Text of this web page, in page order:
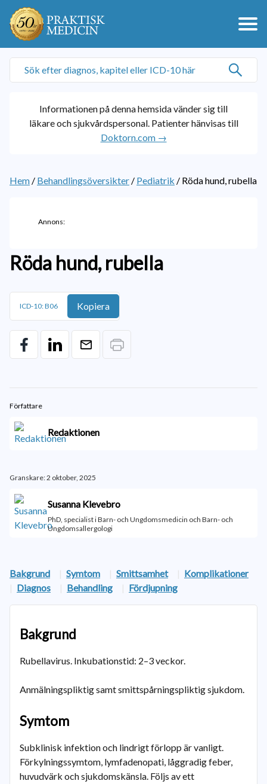
Informationen på denna hemsida vänder sig till
läkare och sjukvårdspersonal. Patienter hänvisas till
Doktorn.com →
Hem / Behandlingsöversikter / Pediatrik / Röda hund, rubella
Annons:
Röda hund, rubella
ICD-10: B06 Kopiera
Författare
Redaktionen
Granskare: 2 oktober, 2025
Susanna Klevebro
PhD, specialist i Barn- och Ungdomsmedicin och Barn- och
Ungdomsallergologi
Bakgrund | Symtom | Smittsamhet | Komplikationer
| Diagnos | Behandling | Fördjupning
Bakgrund
Rubellavirus. Inkubationstid: 2–3 veckor.
Anmälningspliktig samt smittspårningspliktig sjukdom.
Symtom
Subklinisk infektion och lindrigt förlopp är vanligt.
Förkylningssymtom, lymfadenopati, låggradig feber,
huvudvärk och sjukdomskänsla. Följs av ett